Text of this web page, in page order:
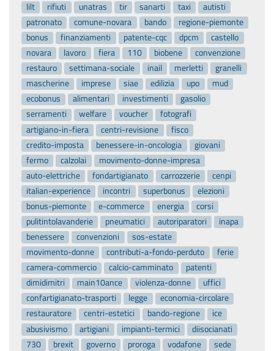
lilt rifiuti unatras tir sanarti taxi
autisti
patronato
comune-novara bando
regione-piemonte
bonus
finanziamenti patente-cqc dpcm
castello
novara
lavoro fiera 110 biobene
convenzione
restauro
settimana-sociale inail merletti
granelli
mascherine
imprese siae edilizia upo
mud
ecobonus
alimentari investimenti
gasolio
serramenti
welfare voucher
fotografi
artigiano-in-fiera
centri-revisione
fisco
credito-imposta
benessere-in-oncologia
giovani
fermo
calzolai
movimento-donne-impresa
auto-elettriche
fondartigianato carrozzerie
cenpi
italian-experience
incontri superbonus
elezioni
bonus-piemonte
e-commerce energia
corsi
pulitintolavanderie
pneumatici autoriparatori
inapa
benessere
convenzioni
sos-estate
movimento-donne
contributi-a-fondo-perduto
ferie
camera-commercio
calcio-camminato
patenti
dimidimitri
main10ance violenza-donne
uffici
confartigianato-trasporti
legge
economia-circolare
restauratore
centri-estetici bando-regione
ice
abusivismo
artigiani impianti-termici
diisocianati
730
brexit governo proroga vodafone
sede